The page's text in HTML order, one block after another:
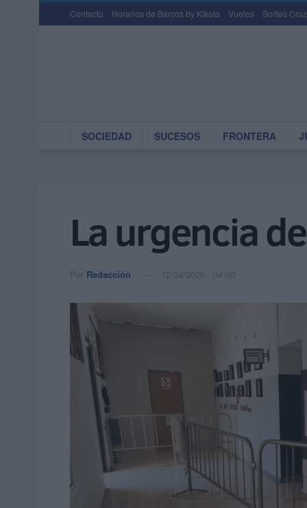
Contacto Horarios de Barcos by Kikoto Vuelos Sorteo
SOCIEDAD SUCESOS FRONTERA
La urgencia
Por Redacción 12/04/2026 - 04:00